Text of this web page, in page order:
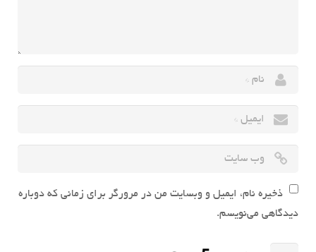
ذخیره نام، ایمیل و وبسایت من در مرورگر برای زمانی که دوباره
دیدگاهی می‌نویسم.